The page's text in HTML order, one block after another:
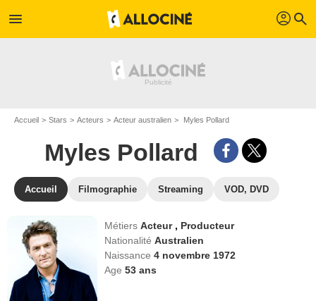
menu profil search
Accueil Stars Acteurs Acteur australien Myles Pollard
Myles Pollard
Accueil Filmographie Streaming VOD, DVD
MétiersActeur , Producteur
NationalitéAustralien
Naissance4 novembre 1972
Age53 ans